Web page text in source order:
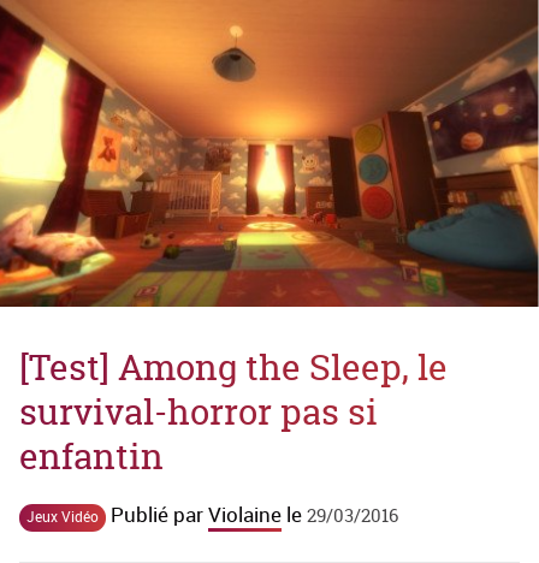
[Test] Among the Sleep, le
survival-horror pas si
enfantin
Jeux Vidéo Publié par Violaine le 29/03/2016